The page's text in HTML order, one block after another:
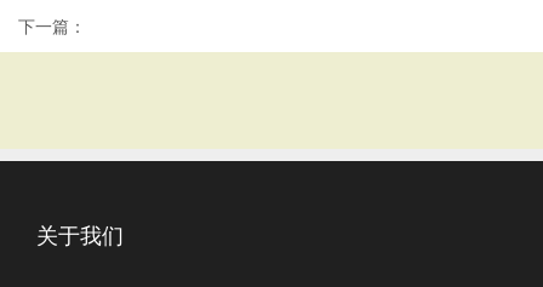
下一篇：
关于我们